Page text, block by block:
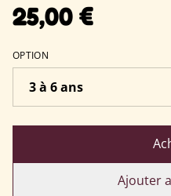
25,00 €
OPTION
Ajouter